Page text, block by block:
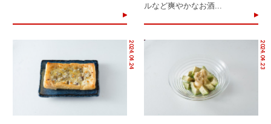
ルなど爽やかなお酒...
2024.04.24 2024.04.23